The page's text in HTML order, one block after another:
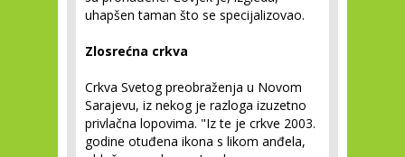
uhapšen taman što se specijalizovao.
Zlosrećna crkva
Crkva Svetog preobraženja u Novom
Sarajevu, iz nekog je razloga izuzetno
privlačna lopovima. "Iz te je crkve 2003.
godine otuđena ikona s likom anđela,